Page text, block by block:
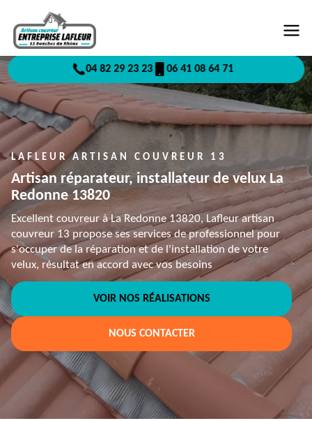
04 82 29 23 23 06 41 08 64 71
LAFLEUR ARTISAN COUVREUR 13
Artisan réparateur, installateur de velux La
Redonne 13820
Excellent couvreur à La Redonne 13820, Lafleur artisan
couvreur 13 propose ses services de professionnel pour
s'occuper de la réparation et de l'installation de votre
velux, résultat en accord avec vos besoins
VOIR NOS RÉALISATIONS
NOUS CONTACTER